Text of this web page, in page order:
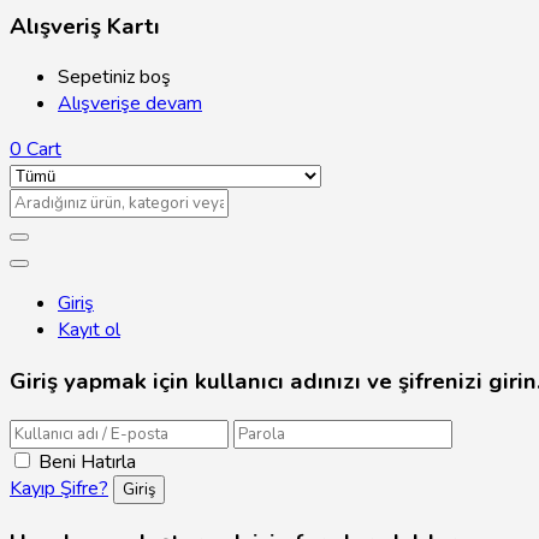
Alışveriş Kartı
Sepetiniz boş
Alışverişe devam
0Cart
Giriş
Kayıt ol
Giriş yapmak için kullanıcı adınızı ve şifrenizi
Beni Hatırla
Kayıp Şifre?